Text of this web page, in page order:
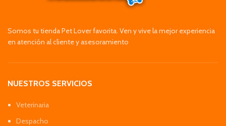
Somos tu tienda Pet Lover favorita. Ven y vive la mejor experiencia
en atención al cliente y asesoramiento
NUESTROS SERVICIOS
Veterinaria
Despacho